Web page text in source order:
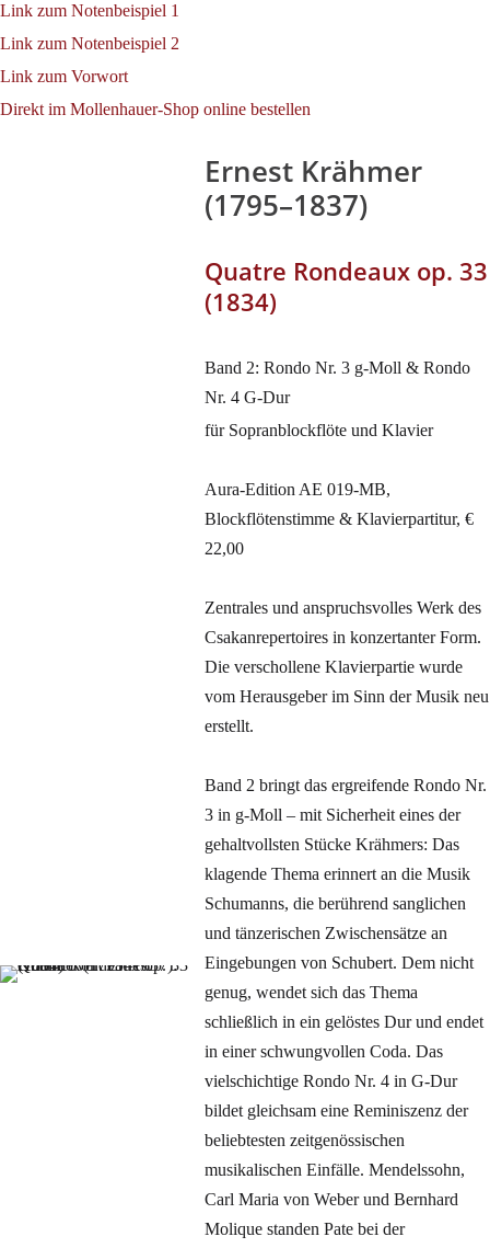
Link zum Notenbeispiel 1
Link zum Notenbeispiel 2
Link zum Vorwort
Direkt im Mollenhauer-Shop online bestellen
Ernest Krähmer
(1795–1837)
Quatre Rondeaux op. 33
(1834)
Band 2: Rondo Nr. 3 g-Moll & Rondo
Nr. 4 G-Dur
für Sopranblockflöte und Klavier
Aura-Edition AE 019-MB,
Blockflötenstimme & Klavierpartitur, €
22,00
Zentrales und anspruchsvolles Werk des
Csakanrepertoires in konzertanter Form.
Die verschollene Klavierpartie wurde
vom Herausgeber im Sinn der Musik neu
erstellt.
Band 2 bringt das ergreifende Rondo Nr.
3 in g-Moll – mit Sicherheit eines der
gehaltvollsten Stücke Krähmers: Das
klagende Thema erinnert an die Musik
Schumanns, die berührend sanglichen
und tänzerischen Zwischensätze an
Eingebungen von Schubert. Dem nicht
genug, wendet sich das Thema
schließlich in ein gelöstes Dur und endet
in einer schwungvollen Coda. Das
vielschichtige Rondo Nr. 4 in G-Dur
bildet gleichsam eine Reminiszenz der
beliebtesten zeitgenössischen
musikalischen Einfälle. Mendelssohn,
Carl Maria von Weber und Bernhard
Molique standen Pate bei der